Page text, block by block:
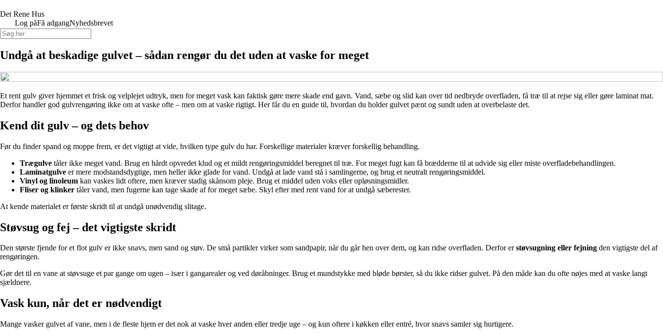
Det Rene Hus
Log påFå adgangNyhedsbrevet
Undgå at beskadige gulvet – sådan rengør du det uden at vaske for meget
Et rent gulv giver hjemmet et frisk og velplejet udtryk, men for meget vask kan faktisk gøre mere skade end gavn. Vand, sæbe og slid kan over tid nedbryde overfladen, få træ til at rejse sig eller gøre laminat mat.
Derfor handler god gulvrengøring ikke om at vaske ofte – men om at vaske rigtigt. Her får du en guide til, hvordan du holder gulvet pænt og sundt uden at overbelaste det.
Kend dit gulv – og dets behov
Før du finder spand og moppe frem, er det vigtigt at vide, hvilken type gulv du har. Forskellige materialer kræver forskellig behandling.
Trægulve tåler ikke meget vand. Brug en hårdt opvredet klud og et mildt rengøringsmiddel beregnet til træ. For meget fugt kan få brædderne til at udvide sig eller miste overfladebehandlingen.
Laminatgulve er mere modstandsdygtige, men heller ikke glade for vand. Undgå at lade vand stå i samlingerne, og brug et neutralt rengøringsmiddel.
Vinyl og linoleum kan vaskes lidt oftere, men kræver stadig skånsom pleje. Brug et middel uden voks eller opløsningsmidler.
Fliser og klinker tåler vand, men fugerne kan tage skade af for meget sæbe. Skyl efter med rent vand for at undgå sæberester.
At kende materialet er første skridt til at undgå unødvendig slitage.
Støvsug og fej – det vigtigste skridt
Den største fjende for et flot gulv er ikke snavs, men sand og støv. De små partikler virker som sandpapir, når du går hen over dem, og kan ridse overfladen. Derfor erstøvsugning eller fejning den vigtigste del af
rengøringen.
Gør det til en vane at støvsuge et par gange om ugen – især i gangarealer og ved døråbninger. Brug et mundstykke med bløde børster, så du ikke ridser gulvet. På den måde kan du ofte nøjes med at vaske langt
sjældnere.
Vask kun, når det er nødvendigt
Mange vasker gulvet af vane, men i de fleste hjem er det nok at vaske hver anden eller tredje uge – og kun oftere i køkken eller entré, hvor snavs samler sig hurtigere.